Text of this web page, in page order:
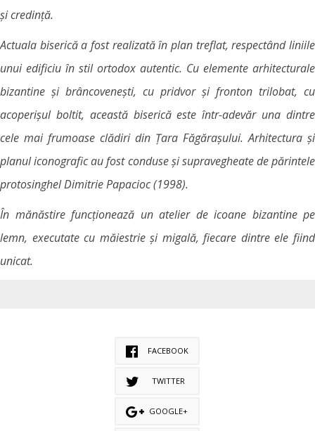
și credință.
Actuala biserică a fost realizată în plan treflat, respectând liniile
unui edificiu în stil ortodox autentic. Cu elemente arhitecturale
bizantine și brâncovenești, cu pridvor și fronton trilobat, cu
acoperișul boltit, această biserică este într-adevăr una dintre
cele mai frumoase clădiri din Țara Făgărașului. Arhitectura și
planul iconografic au fost conduse și supravegheate de părintele
protosinghel Dimitrie Papacioc (1998).
În mănăstire funcționează un atelier de icoane bizantine pe
lemn, executate cu măiestrie și migală, fiecare dintre ele fiind
unicat.
FACEBOOK
TWITTER
GOOGLE+